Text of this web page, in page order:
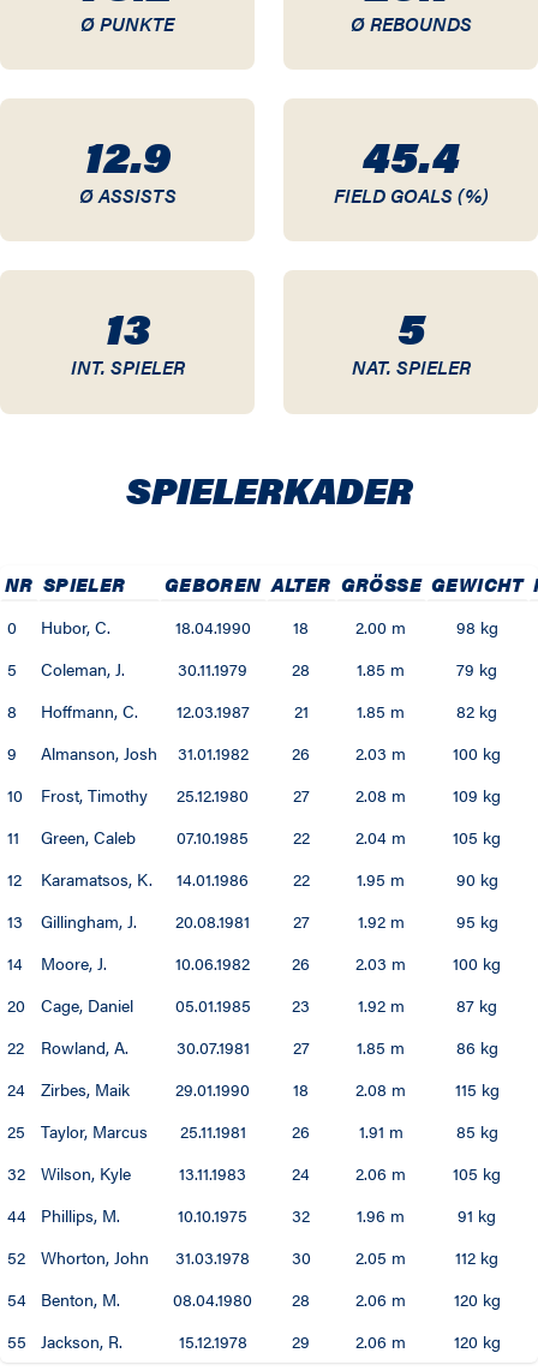
98 / 99
Ø PUNKTE Ø REBOUNDS
12.9
Ø ASSISTS
45.4
FIELD GOALS (%)
13
INT. SPIELER
5
NAT. SPIELER
SPIELER­KADER
NR SPIELER GEBOREN ALTER GRÖSSE GEWICHT
0 Hubor, C. 18.04.1990 18 2.00 m
98 kg
5
Coleman, J. 30.11.1979 28 1.85 m
79 kg
8
Hoffmann, C. 12.03.1987 21 1.85 m
82 kg
9
Almanson, Josh 31.01.1982 26 2.03 m
100 kg
10
Frost, Timothy 25.12.1980 27 2.08 m
109 kg
11
Green, Caleb 07.10.1985 22 2.04 m
105 kg
12
Karamatsos, K. 14.01.1986 22 1.95 m
90 kg
13
Gillingham, J. 20.08.1981 27 1.92 m
95 kg
14
Moore, J. 10.06.1982 26 2.03 m
100 kg
20
Cage, Daniel 05.01.1985 23 1.92 m
87 kg
22
Rowland, A. 30.07.1981 27 1.85 m
86 kg
24
Zirbes, Maik 29.01.1990 18 2.08 m
115 kg
25
Taylor, Marcus 25.11.1981 26 1.91 m
85 kg
32
Wilson, Kyle 13.11.1983 24 2.06 m
105 kg
44
Phillips, M. 10.10.1975 32 1.96 m
91 kg
52
Whorton, John 31.03.1978 30 2.05 m
112 kg
54
Benton, M. 08.04.1980 28 2.06 m
120 kg
55
Jackson, R. 15.12.1978 29 2.06 m 120 kg